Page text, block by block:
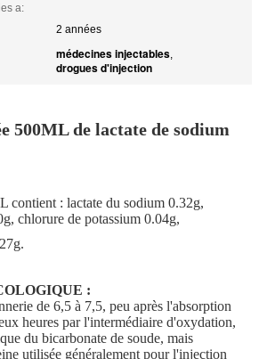
a:
2 années
médecines injectables,
drogues d'injection
500ML de lactate de sodium
contient : lactate du sodium 0.32g,
chlorure de potassium 0.04g,
:
de 6,5 à 7,5, peu après l'absorption
heures par l'intermédiaire d'oxydation,
du bicarbonate de soude, mais
utilisée généralement pour l'injection